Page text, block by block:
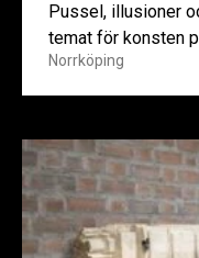
Pussel, illusioner
temat för konsten
Norrköping